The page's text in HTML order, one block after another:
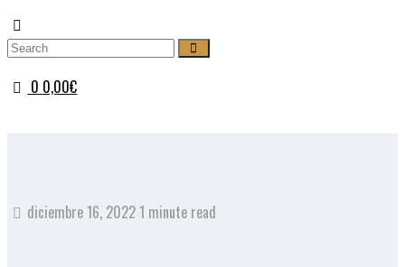
0 0,00€
diciembre 16, 2022 1 minute read